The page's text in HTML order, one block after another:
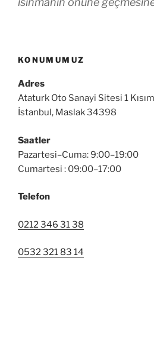
KONUMUMUZ
Adres
Ataturk Oto Sanayi Sitesi 1
İstanbul, Maslak 34398
Saatler
Pazartesi–Cuma: 9:00–19:00
Cumartesi : 09:00–17:00
Telefon
0212 346 31 38
0532 321 83 14